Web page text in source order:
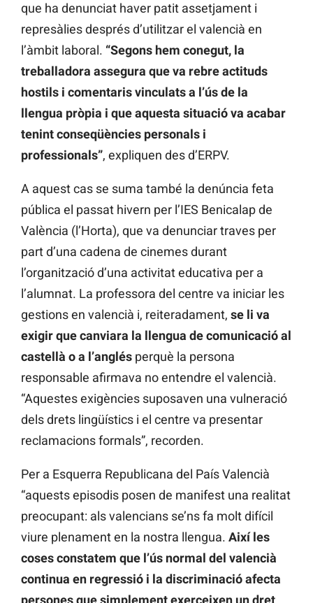
que ha denunciat haver patit assetjament i
represàlies després d’utilitzar el valencià en
l’àmbit laboral. “Segons hem conegut, la
treballadora assegura que va rebre actituds
hostils i comentaris vinculats a l’ús de la
llengua pròpia i que aquesta situació va acabar
tenint conseqüències personals i
professionals”, expliquen des d’ERPV.
A aquest cas se suma també la denúncia feta
pública el passat hivern per l’IES Benicalap de
València (l’Horta), que va denunciar traves per
part d’una cadena de cinemes durant
l’organització d’una activitat educativa per a
l’alumnat. La professora del centre va iniciar les
gestions en valencià i, reiteradament, se li va
exigir que canviara la llengua de comunicació al
castellà o a l’anglés perquè la persona
responsable afirmava no entendre el valencià.
“Aquestes exigències suposaven una vulneració
dels drets lingüístics i el centre va presentar
reclamacions formals”, recorden.
Per a Esquerra Republicana del País Valencià
“aquests episodis posen de manifest una realitat
preocupant: als valencians se’ns fa molt difícil
viure plenament en la nostra llengua. Així les
coses constatem que l’ús normal del valencià
continua en regressió i la discriminació afecta
persones que simplement exerceixen un dret